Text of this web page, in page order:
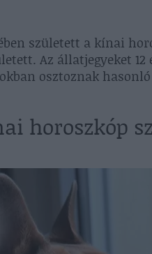
született a kínai
Az állatjegyeket
osztoznak
horoszkóp